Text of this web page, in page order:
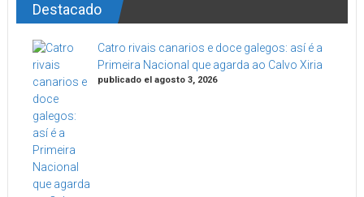
Destacado
Catro rivais canarios e doce galegos: así é a
Primeira Nacional que agarda ao Calvo Xiria
publicado el agosto 3, 2026